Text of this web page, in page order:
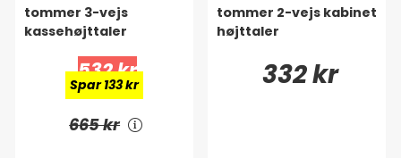
tommer 3-vejs
kassehøjttaler
532 kr
Spar 133 kr
665 kr
tommer 2-vejs kabinet
højttaler
332 kr